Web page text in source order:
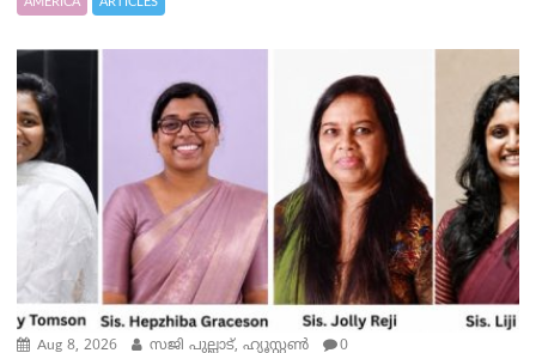
Aug 8, 2026 സജി പുല്ലാട്, ഹ്യൂസ്റ്റൺ 0